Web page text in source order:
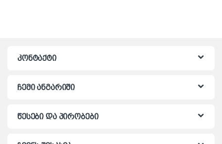
კონტაქტი
ჩემი ანგარიში
წესები და პირობები